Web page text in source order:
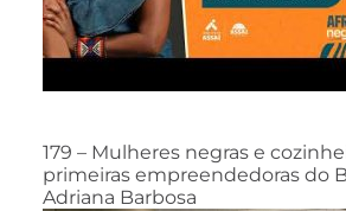
179 – Mulheres negras e
primeiras empreendedoras do
Adriana Barbosa